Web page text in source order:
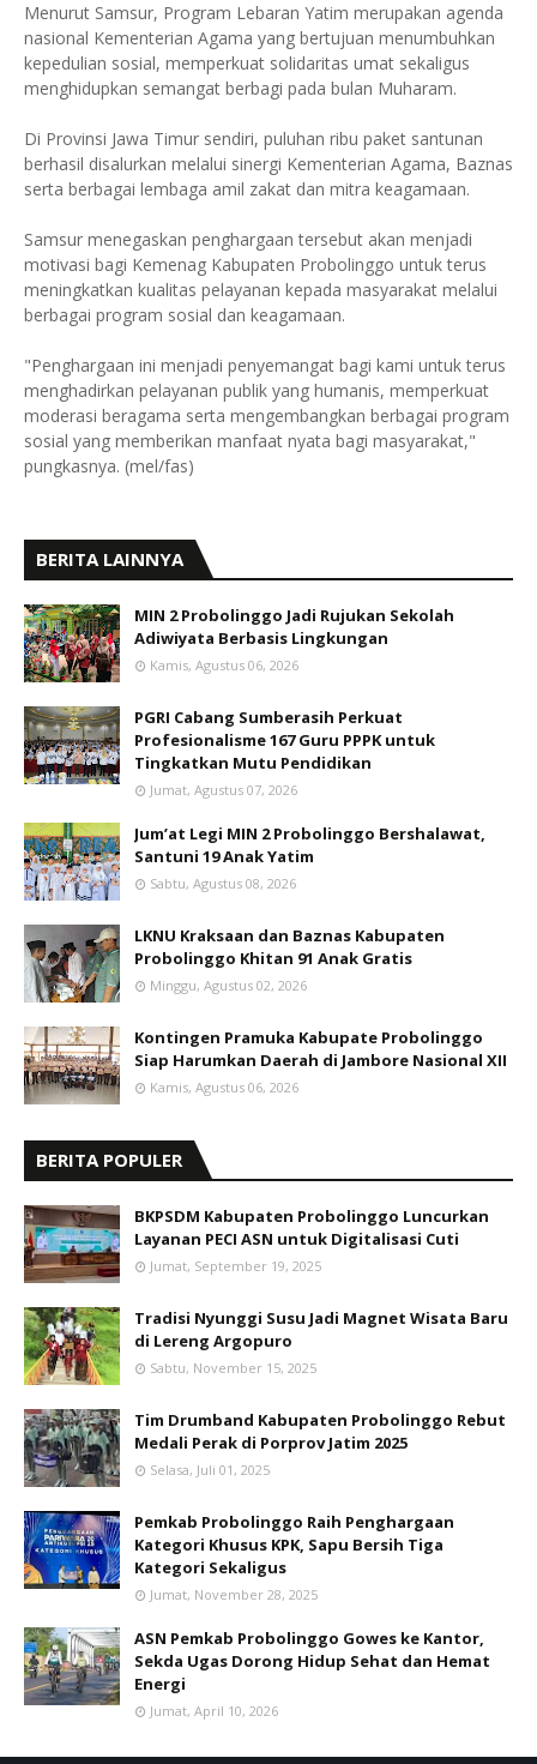
Menurut Samsur, Program Lebaran Yatim merupakan agenda
nasional Kementerian Agama yang bertujuan menumbuhkan
kepedulian sosial, memperkuat solidaritas umat sekaligus
menghidupkan semangat berbagi pada bulan Muharam.
Di Provinsi Jawa Timur sendiri, puluhan ribu paket santunan
berhasil disalurkan melalui sinergi Kementerian Agama, Baznas
serta berbagai lembaga amil zakat dan mitra keagamaan.
Samsur menegaskan penghargaan tersebut akan menjadi
motivasi bagi Kemenag Kabupaten Probolinggo untuk terus
meningkatkan kualitas pelayanan kepada masyarakat melalui
berbagai program sosial dan keagamaan.
"Penghargaan ini menjadi penyemangat bagi kami untuk terus
menghadirkan pelayanan publik yang humanis, memperkuat
moderasi beragama serta mengembangkan berbagai program
sosial yang memberikan manfaat nyata bagi masyarakat,"
pungkasnya. (mel/fas)
BERITA LAINNYA
MIN 2 Probolinggo Jadi Rujukan Sekolah
Adiwiyata Berbasis Lingkungan
Kamis, Agustus 06, 2026
PGRI Cabang Sumberasih Perkuat
Profesionalisme 167 Guru PPPK untuk
Tingkatkan Mutu Pendidikan
Jumat, Agustus 07, 2026
Jum’at Legi MIN 2 Probolinggo Bershalawat,
Santuni 19 Anak Yatim
Sabtu, Agustus 08, 2026
LKNU Kraksaan dan Baznas Kabupaten
Probolinggo Khitan 91 Anak Gratis
Minggu, Agustus 02, 2026
Kontingen Pramuka Kabupate Probolinggo
Siap Harumkan Daerah di Jambore Nasional XII
Kamis, Agustus 06, 2026
BERITA POPULER
BKPSDM Kabupaten Probolinggo Luncurkan
Layanan PECI ASN untuk Digitalisasi Cuti
Jumat, September 19, 2025
Tradisi Nyunggi Susu Jadi Magnet Wisata Baru
di Lereng Argopuro
Sabtu, November 15, 2025
Tim Drumband Kabupaten Probolinggo Rebut
Medali Perak di Porprov Jatim 2025
Selasa, Juli 01, 2025
Pemkab Probolinggo Raih Penghargaan
Kategori Khusus KPK, Sapu Bersih Tiga
Kategori Sekaligus
Jumat, November 28, 2025
ASN Pemkab Probolinggo Gowes ke Kantor,
Sekda Ugas Dorong Hidup Sehat dan Hemat
Energi
Jumat, April 10, 2026